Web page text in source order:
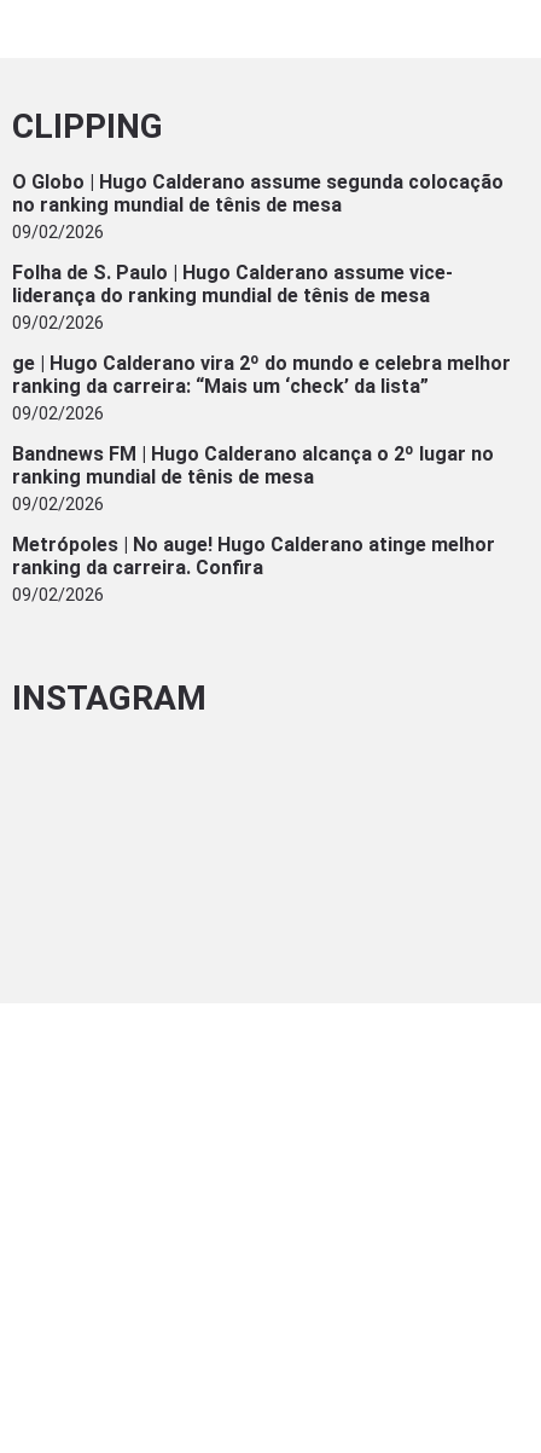
CLIPPING
O Globo | Hugo Calderano assume segunda colocação
no ranking mundial de tênis de mesa
09/02/2026
Folha de S. Paulo | Hugo Calderano assume vice-
liderança do ranking mundial de tênis de mesa
09/02/2026
ge | Hugo Calderano vira 2º do mundo e celebra melhor
ranking da carreira: “Mais um ‘check’ da lista”
09/02/2026
Bandnews FM | Hugo Calderano alcança o 2º lugar no
ranking mundial de tênis de mesa
09/02/2026
Metrópoles | No auge! Hugo Calderano atinge melhor
ranking da carreira. Confira
09/02/2026
INSTAGRAM